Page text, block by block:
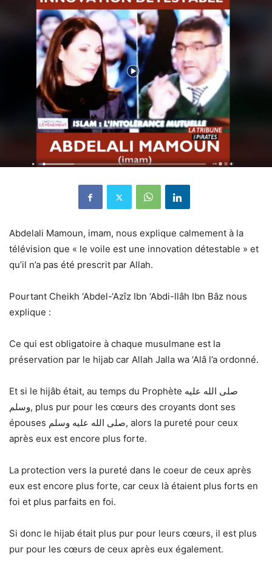
Abdelali Mamoun, imam, nous explique calmement à la
télévision que « le voile est une innovation détestable » et
qu’il n’a pas été prescrit par Allah.
Pourtant Cheikh ‘Abdel-‘Azîz Ibn ‘Abdi-llâh Ibn Bâz nous
explique :
Ce qui est obligatoire à chaque musulmane est la
préservation par le hijab car Allah Jalla wa ‘Alâ l’a ordonné.
Et si le hijâb était, au temps du Prophète صلى الله عليه
وسلم, plus pur pour les cœurs des croyants dont ses
épouses صلى الله عليه وسلم, alors la pureté pour ceux
après eux est encore plus forte.
La protection vers la pureté dans le coeur de ceux après
eux est encore plus forte, car ceux là étaient plus forts en
foi et plus parfaits en foi.
Si donc le hijab était plus pur pour leurs cœurs, il est plus
pur pour les cœurs de ceux après eux également.